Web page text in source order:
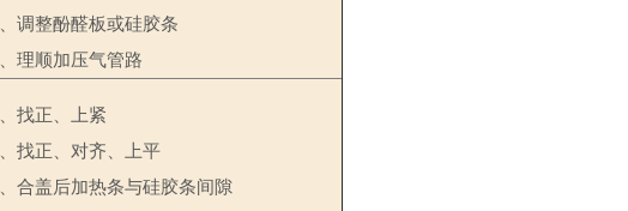
、调整酚醛板或硅胶条
、理顺加压气管路
、找正、上紧
、找正、对齐、上平
、合盖后加热条与硅胶条间隙